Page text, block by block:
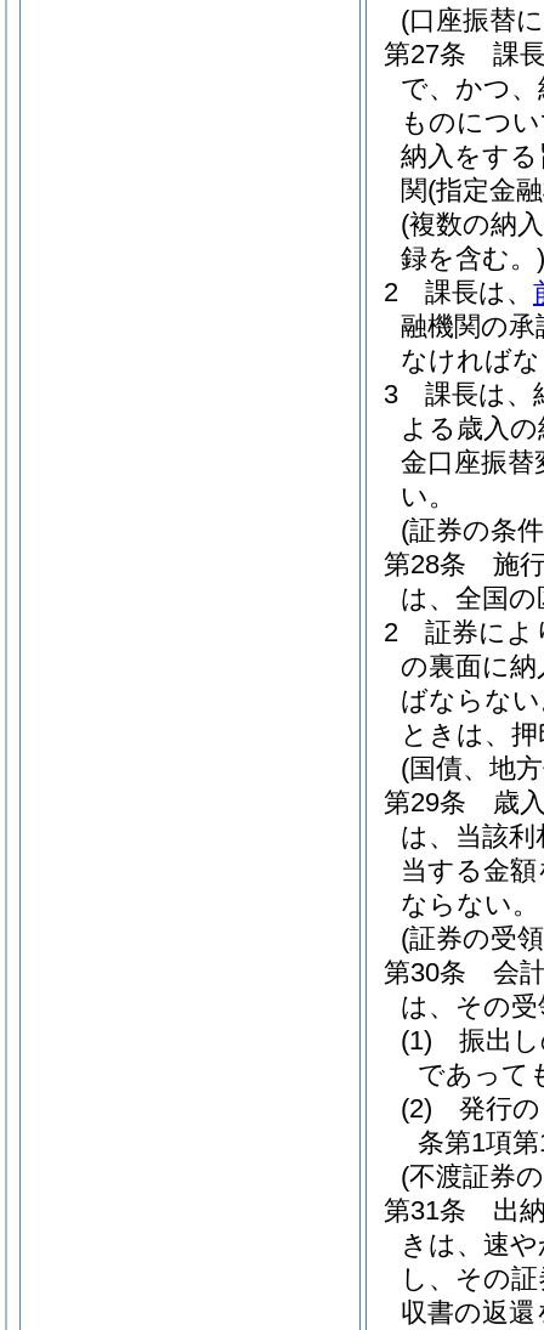
(口座振替
第27条
課
で、かつ
ものにつ
納入をす
関(指定金
(複数の納
録を含む。)
2
課長は、
融機関の承
なければ
3
課長は、
よる歳入
金口座振
い。
(証券の条
第28条
施
は、全国
2
証券によ
の裏面に
ばならな
ときは、
(国債、地
第29条
歳
は、当該
当する金
ならない。
(証券の受
第30条
会
は、その
(1)
振出
であって
(2)
発行
条第1項
(不渡証券
第31条
出
きは、速
し、その
収書の返